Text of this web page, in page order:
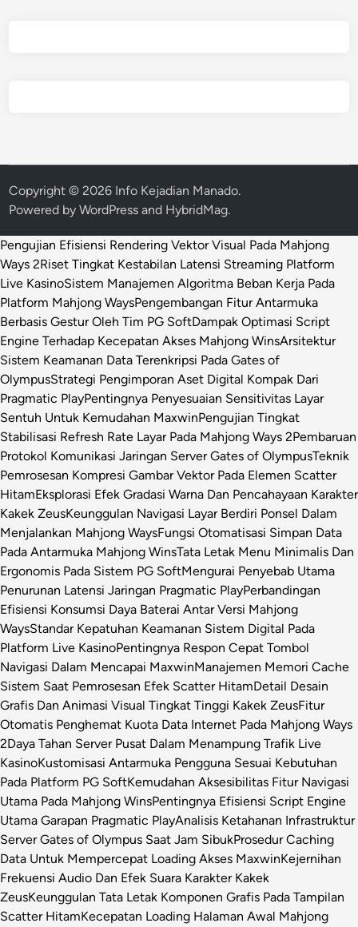
Copyright © 2026 Info Kejadian Manado.
Powered byWordPress and HybridMag.
Pengujian Efisiensi Rendering Vektor Visual Pada Mahjong
Ways 2Riset Tingkat Kestabilan Latensi Streaming Platform
Live KasinoSistem Manajemen Algoritma Beban Kerja Pada
Platform Mahjong WaysPengembangan Fitur Antarmuka
Berbasis Gestur Oleh Tim PG SoftDampak Optimasi Script
Engine Terhadap Kecepatan Akses Mahjong WinsArsitektur
Sistem Keamanan Data Terenkripsi Pada Gates of
OlympusStrategi Pengimporan Aset Digital Kompak Dari
Pragmatic PlayPentingnya Penyesuaian Sensitivitas Layar
Sentuh Untuk Kemudahan MaxwinPengujian Tingkat
Stabilisasi Refresh Rate Layar Pada Mahjong Ways 2Pembaruan
Protokol Komunikasi Jaringan Server Gates of OlympusTeknik
Pemrosesan Kompresi Gambar Vektor Pada Elemen Scatter
HitamEksplorasi Efek Gradasi Warna Dan Pencahayaan Karakter
Kakek ZeusKeunggulan Navigasi Layar Berdiri Ponsel Dalam
Menjalankan Mahjong WaysFungsi Otomatisasi Simpan Data
Pada Antarmuka Mahjong WinsTata Letak Menu Minimalis Dan
Ergonomis Pada Sistem PG SoftMengurai Penyebab Utama
Penurunan Latensi Jaringan Pragmatic PlayPerbandingan
Efisiensi Konsumsi Daya Baterai Antar Versi Mahjong
WaysStandar Kepatuhan Keamanan Sistem Digital Pada
Platform Live KasinoPentingnya Respon Cepat Tombol
Navigasi Dalam Mencapai MaxwinManajemen Memori Cache
Sistem Saat Pemrosesan Efek Scatter HitamDetail Desain
Grafis Dan Animasi Visual Tingkat Tinggi Kakek ZeusFitur
Otomatis Penghemat Kuota Data Internet Pada Mahjong Ways
2Daya Tahan Server Pusat Dalam Menampung Trafik Live
KasinoKustomisasi Antarmuka Pengguna Sesuai Kebutuhan
Pada Platform PG SoftKemudahan Aksesibilitas Fitur Navigasi
Utama Pada Mahjong WinsPentingnya Efisiensi Script Engine
Utama Garapan Pragmatic PlayAnalisis Ketahanan Infrastruktur
Server Gates of Olympus Saat Jam SibukProsedur Caching
Data Untuk Mempercepat Loading Akses MaxwinKejernihan
Frekuensi Audio Dan Efek Suara Karakter Kakek
ZeusKeunggulan Tata Letak Komponen Grafis Pada Tampilan
Scatter HitamKecepatan Loading Halaman Awal Mahjong